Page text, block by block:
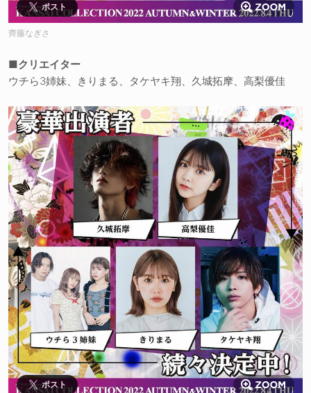
ポスト
齊藤なぎさ
■クリエイター
ウチら3姉妹、きりまる、タケヤキ翔、久城拓摩、高梨優佳
ポスト